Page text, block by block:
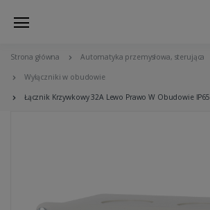
Strona główna Automatyka przemysłowa, sterująca
Wyłączniki w obudowie
Łącznik Krzywkowy 32A Lewo Prawo W Obudowie IP65